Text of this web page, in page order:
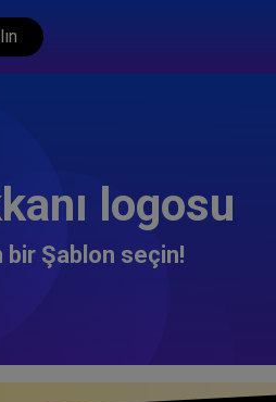
logosu
bir Şablon seçin!